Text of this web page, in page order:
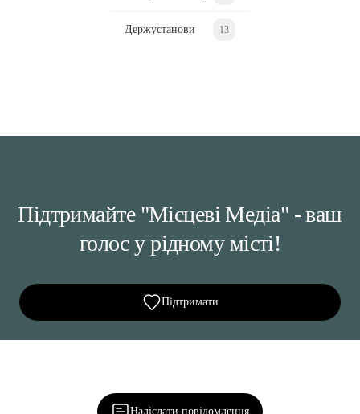
Держустанови 13
Підтримайте "Місцеві Медіа" - ваш
голос у рідному місті!
Підтримати
Надіслати повідомлення